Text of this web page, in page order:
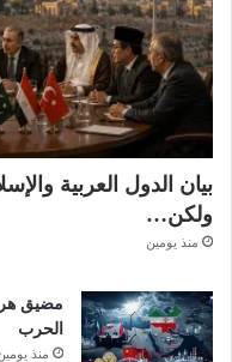
بيان الدول العربية
ولكن…
منذ يومين
مضيق
الحرب
منذ